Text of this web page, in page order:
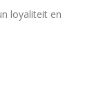
loyaliteit en